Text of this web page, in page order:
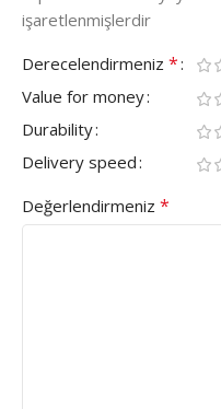
işaretlenmişlerdir
Derecelendirmeniz *
Value for money
Durability
Delivery speed
Değerlendirmeniz *